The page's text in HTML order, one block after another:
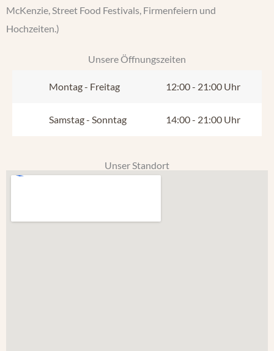
McKenzie, Street Food Festivals, Firmenfeiern und
Hochzeiten.)
Unsere Öffnungszeiten
Montag - Freitag 12:00 - 21:00 Uhr
Samstag - Sonntag 14:00 - 21:00 Uhr
Unser Standort